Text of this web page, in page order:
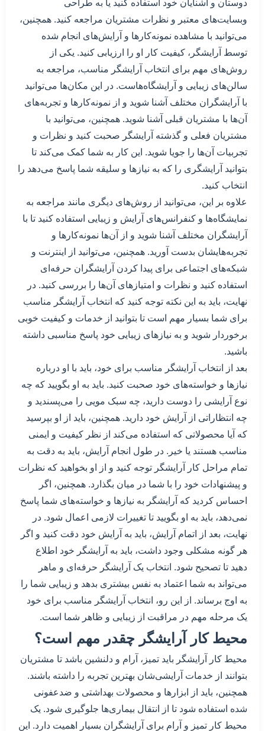
دوستان و آشنایان خود استفاده کنید یا به طراحی
وبسایت‌های معتبر و نظرات مشتریان مراجعه کنید. همچنین،
می‌توانید با مشاهده نمونه‌کارها و آرایش‌های انجام شده
توسط آرایشگر، کیفیت کار او را ارزیابی کنید. یکی از
روش‌های مهم برای انتخاب آرایشگر مناسب، مراجعه به
سالن‌های زیبایی و آرایشگاه‌هاست. در این مکان‌ها می‌توانید
با آرایشگران مختلف آشنا شوید و از نمونه‌کارها و تجربه‌های
آن‌ها با مشتریان قبلی آشنا شوید. همچنین، می‌توانید با
مشتریان فعلی و گذشته آرایشگر صحبت کنید و نظرات و
تجربیات آن‌ها را جویا شوید. این کار به شما کمک می‌کند تا
بتوانید آرایشگری را که به نیاز‌ها و سلیقه شما پاسخ می‌دهد را
انتخاب کنید.
علاوه بر این، می‌توانید از روش‌های دیگری مانند مراجعه به
نمایشگاه‌ها و کنفرانس‌های آرایش و زیبایی استفاده کنید تا با
آرایشگران مختلف آشنا شوید و از آن‌ها نمونه‌کارها و
تجربه‌هایشان بدست آورید. همچنین، می‌توانید از اینترنت و
شبکه‌های اجتماعی برای پیدا کردن آرایشگران حرفه‌ای
استفاده کنید و نظرات و امتیازهای آن‌ها را بررسی کنید. در
نهایت، باید به این نکته توجه کنید که انتخاب آرایشگر مناسب
برای شما بسیار مهم است تا بتوانید از خدمات و کیفیت خوبی
برخوردار شوید و به نیازهای زیبایی خود پاسخ مناسبی داشته
باشید.
بعد از انتخاب آرایشگر مناسب برای خود، باید با او درباره
نیازها و خواسته‌های خود صحبت کنید. باید به او بگویید که چه
نوع آرایشی را دوست دارید، چه سبک مویی را می‌پسندید و
چه انتظاراتی از آرایش خود دارید. همچنین، باید از او بپرسید
که آیا محصولاتی که استفاده می‌کند از نظر کیفیت و ایمنی
مناسب هستند یا خیر. در طول انجام آرایش، باید به دقت به
تمام مراحل کار آرایشگر توجه کنید و از او بخواهید که نظرات
و پیشنهادات خود را با شما در میان بگذارد. همچنین، اگر
احساس کردید که آرایشگر به نیازها و خواسته‌های شما پاسخ
نمی‌دهد، باید به او بگویید تا تغییرات لازمی اعمال شود. در
نهایت، بعد از اتمام آرایش، باید به آرایش خود دقت کنید و اگر
هر گونه مشکلی وجود داشت، باید به آرایشگر خود اطلاع
دهید تا تصحیح شود. انتخاب یک آرایشگر حرفه‌ای و ماهر
می‌تواند به شما اعتماد به نفس بیشتری بدهد و زیبایی شما را
به اوج برساند. از این رو، انتخاب آرایشگر مناسب برای خود
یک مرحله مهم در مراقبت از زیبایی و ظاهر شما است.
محیط کار آرایشگر چقدر مهم است؟
محیط کار آرایشگر باید تمیز، آرام و دلنشین باشد تا مشتریان
بتوانند از خدمات آرایشی‌شان بهترین تجربه را داشته باشند.
همچنین، باید از ابزارها و محصولات بهداشتی و ضدعفونی
شده استفاده شود تا از انتقال بیماری‌ها جلوگیری شود. یک
محیط کار تمیز و آرام برای آرایشگران بسیار اهمیت دارد. این